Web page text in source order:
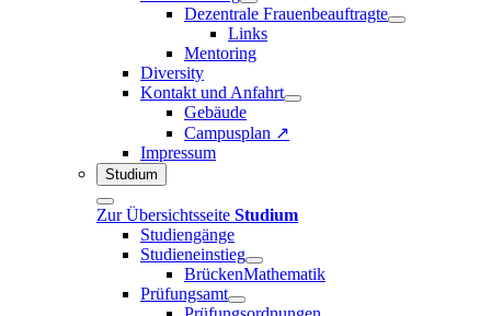
Dezentrale Frauenbeauftragte
Links
Mentoring
Diversity
Kontakt und Anfahrt
Gebäude
Campusplan ↗
Impressum
Studium
Zur Übersichtsseite Studium
Studiengänge
Studieneinstieg
BrückenMathematik
Prüfungsamt